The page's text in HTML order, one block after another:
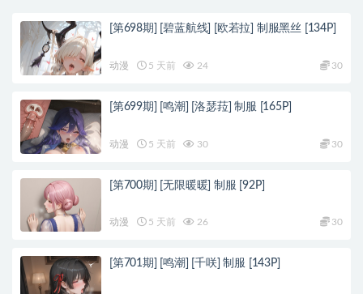
[第698期] [碧蓝航线] [欧若拉] 制服黑丝 [134P]
动漫 5 天前 24 30
[第699期] [鸣潮] [洛瑟菈] 制服 [165P]
动漫 5 天前 30 30
[第700期] [无限暖暖] 制服 [92P]
动漫 5 天前 26 30
[第701期] [鸣潮] [千咲] 制服 [143P]